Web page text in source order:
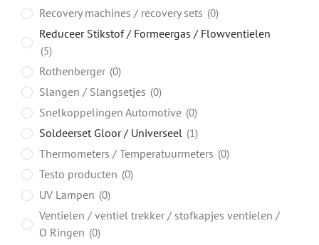
Recovery machines / recovery sets 0
Reduceer Stikstof / Formeergas / Flowventielen
5
Rothenberger 0
Slangen / Slangsetjes 0
Snelkoppelingen Automotive 0
Soldeerset Gloor / Universeel 1
Thermometers / Temperatuurmeters 0
Testo producten 0
UV Lampen 0
Ventielen / ventiel trekker / stofkapjes ventielen /
O Ringen 0